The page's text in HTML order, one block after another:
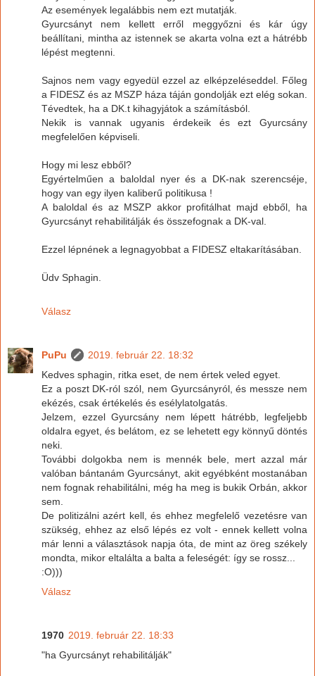
Az események legalábbis nem ezt mutatják.
Gyurcsányt nem kellett erről meggyőzni és kár úgy
beállítani, mintha az istennek se akarta volna ezt a hátrébb
lépést megtenni.
Sajnos nem vagy egyedül ezzel az elképzeléseddel. Főleg
a FIDESZ és az MSZP háza táján gondolják ezt elég sokan.
Tévedtek, ha a DK.t kihagyjátok a számításból.
Nekik is vannak ugyanis érdekeik és ezt Gyurcsány
megfelelően képviseli.
Hogy mi lesz ebből?
Egyértelműen a baloldal nyer és a DK-nak szerencséje,
hogy van egy ilyen kaliberű politikusa !
A baloldal és az MSZP akkor profitálhat majd ebből, ha
Gyurcsányt rehabilitálják és összefognak a DK-val.
Ezzel lépnének a legnagyobbat a FIDESZ eltakarításában.
Üdv Sphagin.
Válasz
PuPu
2019. február 22. 18:32
Kedves sphagin, ritka eset, de nem értek veled egyet.
Ez a poszt DK-ról szól, nem Gyurcsányról, és messze nem
ekézés, csak értékelés és esélylatolgatás.
Jelzem, ezzel Gyurcsány nem lépett hátrébb, legfeljebb
oldalra egyet, és belátom, ez se lehetett egy könnyű döntés
neki.
További dolgokba nem is mennék bele, mert azzal már
valóban bántanám Gyurcsányt, akit egyébként mostanában
nem fognak rehabilitálni, még ha meg is bukik Orbán, akkor
sem.
De politizálni azért kell, és ehhez megfelelő vezetésre van
szükség, ehhez az első lépés ez volt - ennek kellett volna
már lenni a választások napja óta, de mint az öreg székely
mondta, mikor eltalálta a balta a feleségét: így se rossz...
:O)))
Válasz
1970 2019. február 22. 18:33
"ha Gyurcsányt rehabilitálják"